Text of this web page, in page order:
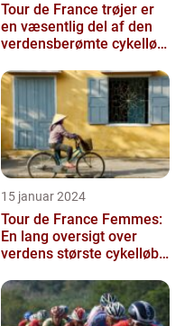
Tour de France trøjer er
en væsentlig del af den
verdensberømte cykelløb,
15 januar 2024
Tour de France Femmes:
En lang oversigt over
verdens største cykelløb